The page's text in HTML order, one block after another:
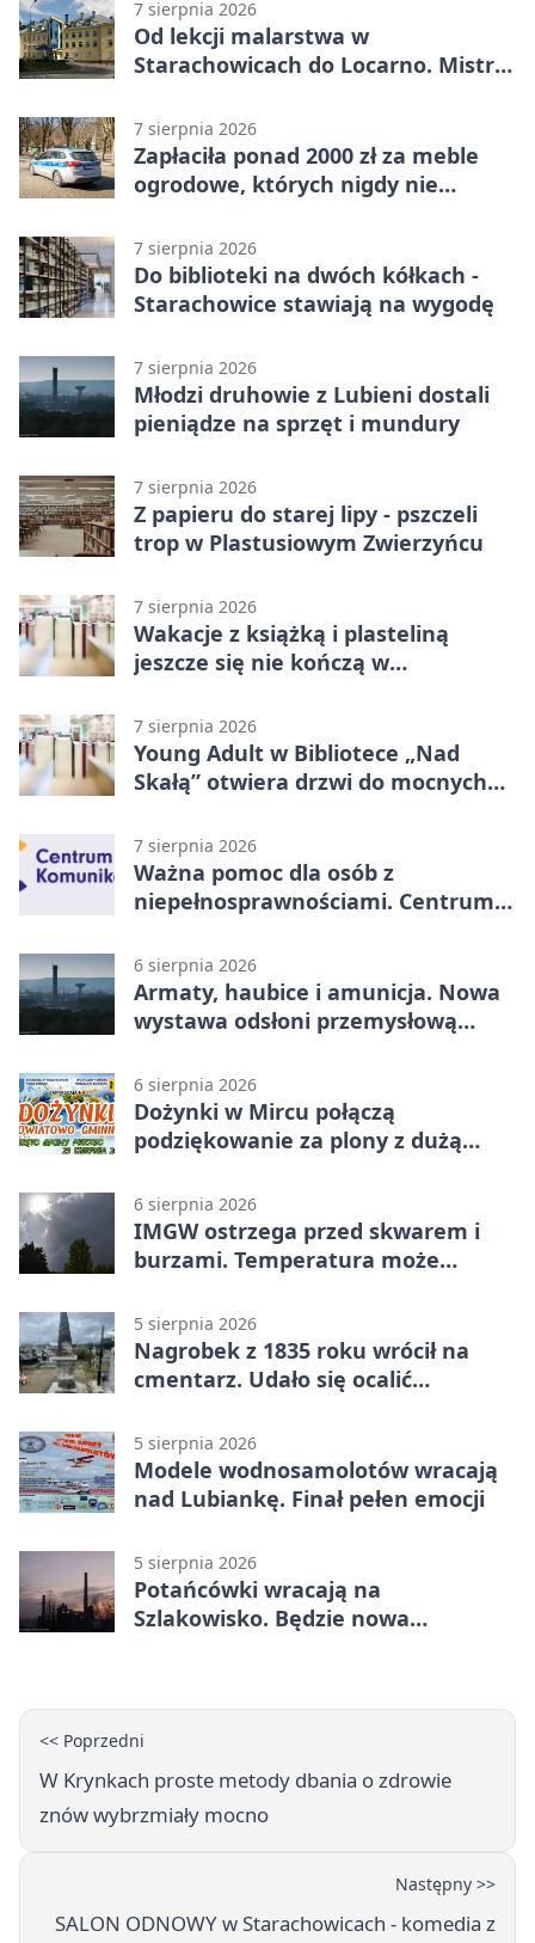
7 sierpnia 2026
Od lekcji malarstwa w
Starachowicach do Locarno. Mistrz
7 sierpnia 2026
Zapłaciła ponad 2000 zł za meble
ogrodowe, których nigdy nie
7 sierpnia 2026
Do biblioteki na dwóch kółkach -
Starachowice stawiają na wygodę
7 sierpnia 2026
Młodzi druhowie z Lubieni dostali
pieniądze na sprzęt i mundury
7 sierpnia 2026
Z papieru do starej lipy - pszczeli
trop w Plastusiowym Zwierzyńcu
7 sierpnia 2026
Wakacje z książką i plasteliną
jeszcze się nie kończą w
7 sierpnia 2026
Young Adult w Bibliotece „Nad
Skałą” otwiera drzwi do mocnych
7 sierpnia 2026
Ważna pomoc dla osób z
niepełnosprawnościami. Centrum
6 sierpnia 2026
Armaty, haubice i amunicja. Nowa
wystawa odsłoni przemysłową
6 sierpnia 2026
Dożynki w Mircu połączą
podziękowanie za plony z dużą
6 sierpnia 2026
IMGW ostrzega przed skwarem i
burzami. Temperatura może
5 sierpnia 2026
Nagrobek z 1835 roku wrócił na
cmentarz. Udało się ocalić
5 sierpnia 2026
Modele wodnosamolotów wracają
nad Lubiankę. Finał pełen emocji
5 sierpnia 2026
Potańcówki wracają na
Szlakowisko. Będzie nowa
<< Poprzedni
W Krynkach proste metody dbania o zdrowie
znów wybrzmiały mocno
Następny >>
SALON ODNOWY w Starachowicach - komedia z